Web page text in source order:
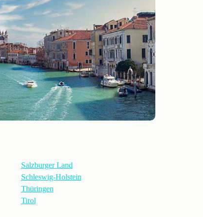
Salzburger Land
Schleswig-Holstein
Thüringen
Tirol